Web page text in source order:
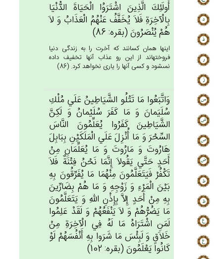
أُولَئِك‌َ الَّذِين‌َ اشْتَرَوُا الْحَيَاة‌َ الدُّنْيَا
بِالْآخِرَة‌ِ فَلاَ يُخَفَّف‌ُ عَنْهُم‌ُ الْعَذَاب‌ُ وَ لاَ
هُم‌ْ يُنْصَرُون‌َ (بقره: 86)
اينها همان كسانند كه آخرت را به زندگى دنيا
فروخته‏اند از اين رو عذاب آنها تخفيف داده
نمى‏شود و كسى آنها را يارى نخواهد كرد. (86)
وَاتَّبَعُوا مَا تَتْلُو الشَّيَاطِين‌ُ عَلَي‌ مُلْك‌ِ
سُلَيَمان‌َ وَ مَا كَفَرَ سُلَيْمان‌ُ وَ لَكِنَّ‌
الشَّيَاطِين‌َ كَفَرُوا يُعَلِّمُون‌َ النَّاس‌َ
السِّحْرَ وَ مَا أُنْزِل‌َ عَلَي‌ الْمَلَكَيْن‌ِ بِبَابِل‌َ
هَارُوت‌َ وَ مَارُوت‌َ وَ مَا يُعَلِّمَان‌ِ مِن‌ْ
أَحَدٍ حَتَّي‌ يَقُولاَ إِنَّمَا نَحْن‌ُ فِتْنَة‌ٌ فَلاَ
تَكْفُرْ فَيَتَعَلَّمُون‌َ مِنْهُمَا مَا يُفَرِّقُون‌َ بِه‌ِ
بَيْن‌َ الْمَرْءِ وَ زَوْجِه‌ِ وَ مَا هُم‌ْ بِضَارِّين‌َ
بِه‌ِ مِن‌ْ أَحَدٍ إِلاَّ بِإِذْن‌ِ الله‌ِ وَ يَتَعَلَّمُون‌َ
مَا يَضُرُّهُم‌ْ وَ لاَ يَنْفَعُهُم‌ْ وَ لَقَدْ عَلِمُوا
لَمَن‌ِ اشْتَرَاه‌ُ مَا لَه‌ُ فِي‌ الْآخِرَة‌ِ مِن‌ْ
خَلاَق‌ٍ وَ لَبِئْس‌َ مَا شَرَوا بِه‌ِ أَنْفُسَهُم‌ْ لَوْ
كَانُوا يَعْلَمُون‌َ (بقره: 102)